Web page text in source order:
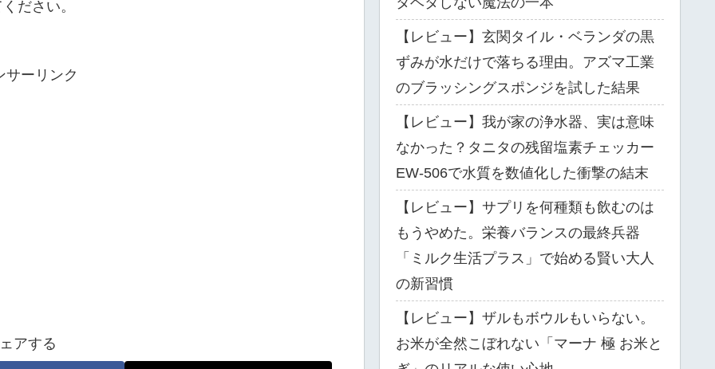
ださい。
サーリンク
アする
【レビュー】玄関タイル・ベランダの黒
ずみが水だけで落ちる理由。アズマ工業
のブラッシングスポンジを試した結果
【レビュー】我が家の浄水器、実は意味
なかった？タニタの残留塩素チェッカー
EW-506で水質を数値化した衝撃の結末
【レビュー】サプリを何種類も飲むのは
もうやめた。栄養バランスの最終兵器
「ミルク生活プラス」で始める賢い大人
の新習慣
【レビュー】ザルもボウルもいらない。
お米が全然こぼれない「マーナ 極 お米と